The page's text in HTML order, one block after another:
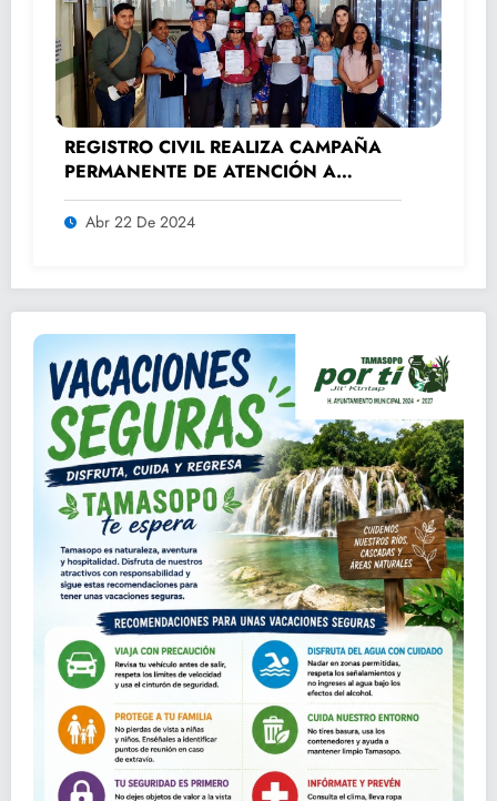
REGISTRO CIVIL REALIZA CAMPAÑA
PERMANENTE DE ATENCIÓN A
ADULTOS MAYORES.
Abr 22 De 2024